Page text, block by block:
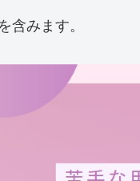
含みます。